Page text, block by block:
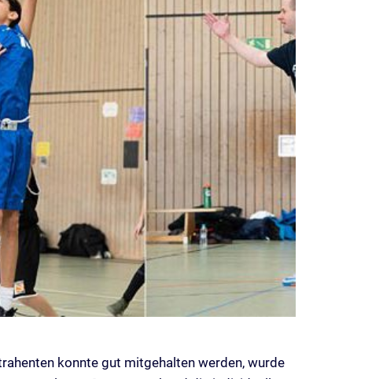
konnte gut mitgehalten werden, wurde